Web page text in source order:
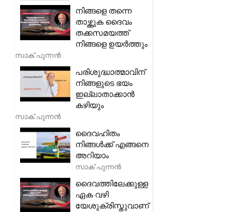
നിങ്ങളെ തന്നെ
താഴ്ത്തുക ദൈവം
തക്കസമയത്ത്
നിങ്ങളെ ഉയർത്തും
സാക് പുന്നൻ
പരിശുദ്ധാത്മാവിന്
നിങ്ങളുടെ ഭയം
ഇല്ലാതാക്കാൻ
കഴിയും
സാക് പുന്നൻ
ദൈവഹിതം
നിങ്ങൾക്ക് എങ്ങനെ
അറിയാം
സാക് പുന്നൻ
ദൈവത്തിലേക്കുള്ള
ഏക വഴി
യേശുക്രിസ്തുവാണ്